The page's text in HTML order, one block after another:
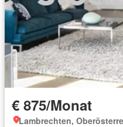
€ 875/Monat
Lambrechten,